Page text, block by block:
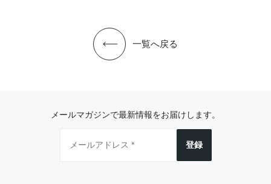
一覧へ戻る
メールマガジンで最新情報をお届けします。
登録